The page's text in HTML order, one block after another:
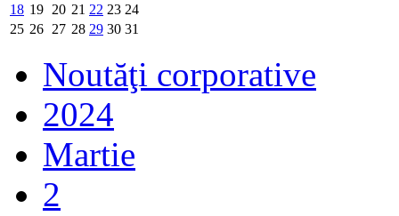
18 19 20 21 22 23 24
25 26 27 28 29 30 31
Noutăţi corporative
2024
Martie
2